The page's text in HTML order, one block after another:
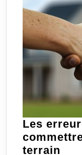
Les
terrain